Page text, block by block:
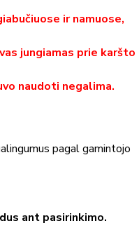
ir namuose,
jungiamas prie karšto
naudoti negalima.
pagal gamintojo
ant pasirinkimo.